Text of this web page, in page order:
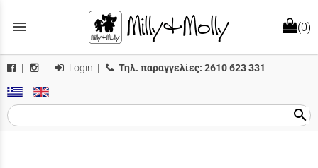
menu (0)
| | Login | Τηλ. παραγγελίες: 2610 623 331
search